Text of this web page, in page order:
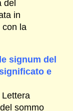
del
in
con la
signum del
e
sommo